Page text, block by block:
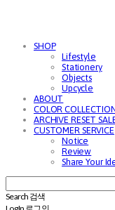
SHOP
Lifestyle
Stationery
Objects
Upcycle
ABOUT
COLOR
ARCHIVE RESET
CUSTOMER SERVICE
Notice
Review
Share Your
Search 검색